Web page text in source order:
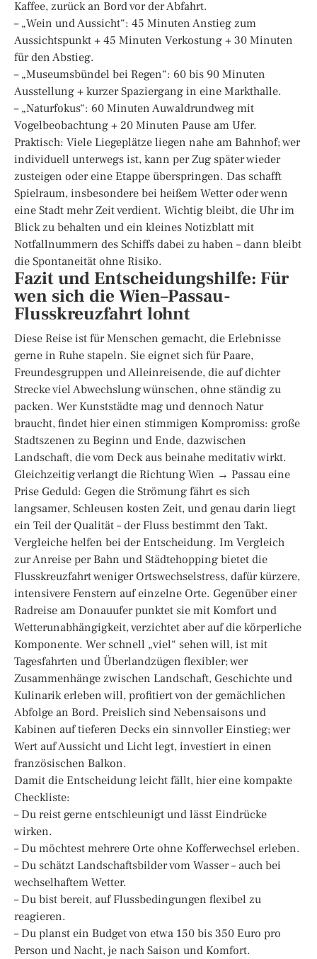
Kaffee, zurück an Bord vor der Abfahrt.
– „Wein und Aussicht“: 45 Minuten Anstieg zum
Aussichtspunkt + 45 Minuten Verkostung + 30 Minuten
für den Abstieg.
– „Museumsbündel bei Regen“: 60 bis 90 Minuten
Ausstellung + kurzer Spaziergang in eine Markthalle.
– „Naturfokus“: 60 Minuten Auwaldrundweg mit
Vogelbeobachtung + 20 Minuten Pause am Ufer.
Praktisch: Viele Liegeplätze liegen nahe am Bahnhof; wer
individuell unterwegs ist, kann per Zug später wieder
zusteigen oder eine Etappe überspringen. Das schafft
Spielraum, insbesondere bei heißem Wetter oder wenn
eine Stadt mehr Zeit verdient. Wichtig bleibt, die Uhr im
Blick zu behalten und ein kleines Notizblatt mit
Notfallnummern des Schiffs dabei zu haben – dann bleibt
die Spontaneität ohne Risiko.
Fazit und Entscheidungshilfe: Für
wen sich die Wien–Passau-
Flusskreuzfahrt lohnt
Diese Reise ist für Menschen gemacht, die Erlebnisse
gerne in Ruhe stapeln. Sie eignet sich für Paare,
Freundesgruppen und Alleinreisende, die auf dichter
Strecke viel Abwechslung wünschen, ohne ständig zu
packen. Wer Kunststädte mag und dennoch Natur
braucht, findet hier einen stimmigen Kompromiss: große
Stadtszenen zu Beginn und Ende, dazwischen
Landschaft, die vom Deck aus beinahe meditativ wirkt.
Gleichzeitig verlangt die Richtung Wien → Passau eine
Prise Geduld: Gegen die Strömung fährt es sich
langsamer, Schleusen kosten Zeit, und genau darin liegt
ein Teil der Qualität – der Fluss bestimmt den Takt.
Vergleiche helfen bei der Entscheidung. Im Vergleich
zur Anreise per Bahn und Städtehopping bietet die
Flusskreuzfahrt weniger Ortswechselstress, dafür kürzere,
intensivere Fenstern auf einzelne Orte. Gegenüber einer
Radreise am Donauufer punktet sie mit Komfort und
Wetterunabhängigkeit, verzichtet aber auf die körperliche
Komponente. Wer schnell „viel“ sehen will, ist mit
Tagesfahrten und Überlandzügen flexibler; wer
Zusammenhänge zwischen Landschaft, Geschichte und
Kulinarik erleben will, profitiert von der gemächlichen
Abfolge an Bord. Preislich sind Nebensaisons und
Kabinen auf tieferen Decks ein sinnvoller Einstieg; wer
Wert auf Aussicht und Licht legt, investiert in einen
französischen Balkon.
Damit die Entscheidung leicht fällt, hier eine kompakte
Checkliste:
– Du reist gerne entschleunigt und lässt Eindrücke
wirken.
– Du möchtest mehrere Orte ohne Kofferwechsel erleben.
– Du schätzt Landschaftsbilder vom Wasser – auch bei
wechselhaftem Wetter.
– Du bist bereit, auf Flussbedingungen flexibel zu
reagieren.
– Du planst ein Budget von etwa 150 bis 350 Euro pro
Person und Nacht, je nach Saison und Komfort.